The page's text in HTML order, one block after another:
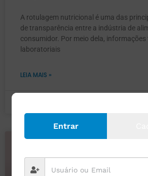
A rotulagem nutricional é uma das
de transparência entre a indústria de
consumidor. Por meio dela, informações
laboratoriais
LEIA MAIS »
Entrar